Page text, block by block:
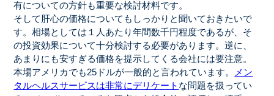
有についての方針も重要な検討材料です。
そして肝心の価格についてもしっかりと聞いておきたいで
す。相場としては１人あたり年間数千円程度であるが、そ
の投資効果について十分検討する必要があります。逆に、
あまりにも安すぎる価格を提示してくる会社には要注意。
本場アメリカでも25ドルが一般的と言われています。
メン
タルヘルスサービスは非常にデリケート な問題を扱ってい